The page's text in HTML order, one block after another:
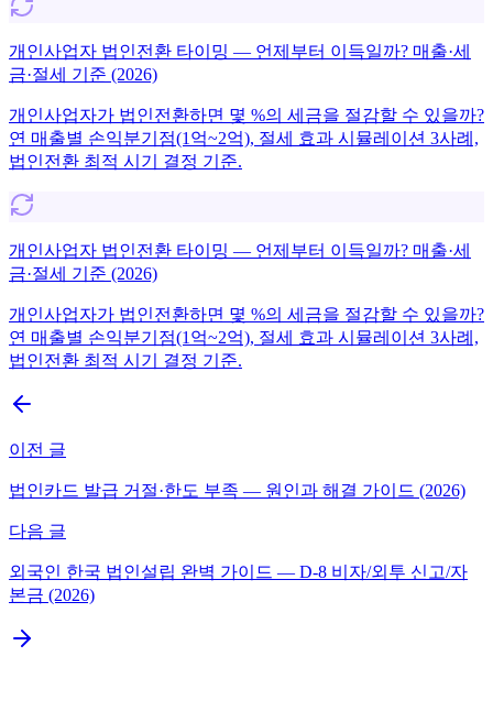
개인사업자 법인전환 타이밍 — 언제부터 이득일까? 매출·세
금·절세 기준 (2026)
개인사업자가 법인전환하면 몇 %의 세금을 절감할 수 있을까?
연 매출별 손익분기점(1억~2억), 절세 효과 시뮬레이션 3사례,
법인전환 최적 시기 결정 기준.
개인사업자 법인전환 타이밍 — 언제부터 이득일까? 매출·세
금·절세 기준 (2026)
개인사업자가 법인전환하면 몇 %의 세금을 절감할 수 있을까?
연 매출별 손익분기점(1억~2억), 절세 효과 시뮬레이션 3사례,
법인전환 최적 시기 결정 기준.
이전 글
법인카드 발급 거절·한도 부족 — 원인과 해결 가이드 (2026)
다음 글
외국인 한국 법인설립 완벽 가이드 — D-8 비자/외투 신고/자
본금 (2026)